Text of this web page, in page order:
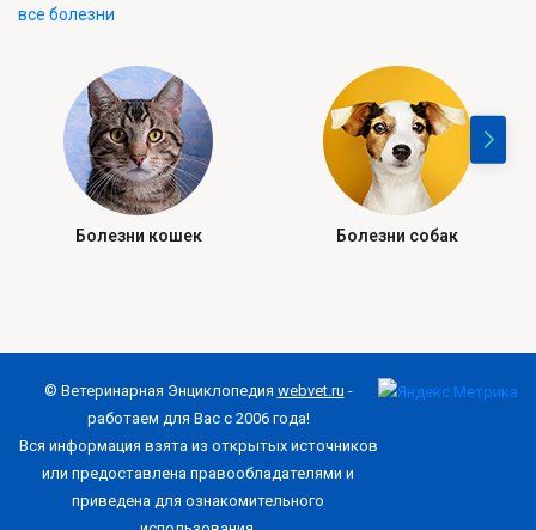
все болезни
Болезни кошек Болезни собак
© Ветеринарная Энциклопедия webvet.ru -
работаем для Вас с 2006 года!
Вся информация взята из открытых источников
или предоставлена правообладателями и
приведена для ознакомительного